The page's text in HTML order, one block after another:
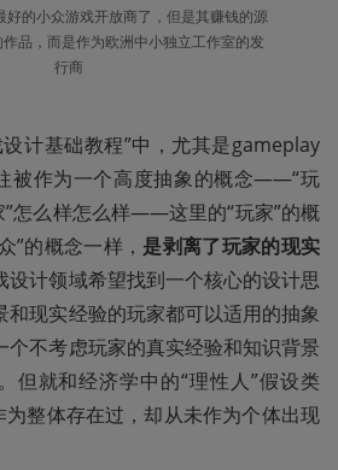
好的小众游戏开放商了，但是其赚钱的源
品，而是作为欧洲中小独立工作室的发
行商
计基础教程”中，尤其是gameplay
被作为一个高度抽象的概念——“玩
”怎么样怎么样——这里的“玩家”的概
”的概念一样， 是剥离了玩家的现实
设计领域希望找到一个核心的设计思
和现实经验的玩家都可以适用的抽象
不考虑玩家的真实经验和知识背景
但就和经济学中的“理性人”假设类
为整体存在过，却从未作为个体出现